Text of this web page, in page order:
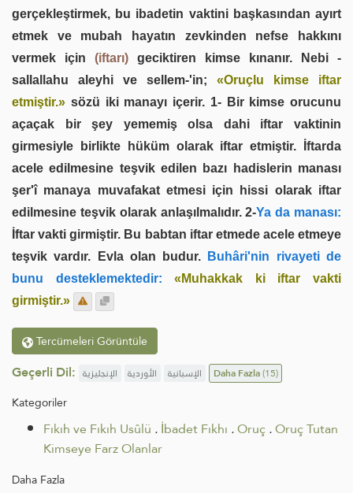
gerçekleştirmek, bu ibadetin vaktini başkasından ayırt
etmek ve mubah hayatın zevkinden nefse hakkını
vermek için (iftarı) geciktiren kimse kınanır. Nebi -
sallallahu aleyhi ve sellem-'in; «Oruçlu kimse iftar
etmiştir.» sözü iki manayı içerir. 1- Bir kimse orucunu
açaçak bir şey yememiş olsa dahi iftar vaktinin
girmesiyle birlikte hüküm olarak iftar etmiştir. İftarda
acele edilmesine teşvik edilen bazı hadislerin manası
şer'î manaya muvafakat etmesi için hissi olarak iftar
edilmesine teşvik olarak anlaşılmalıdır. 2-Ya da manası:
İftar vakti girmiştir. Bu babtan iftar etmede acele etmeye
teşvik vardır. Evla olan budur. Buhâri'nin rivayeti de
bunu desteklemektedir:
«Muhakkak ki iftar vakti
girmiştir.»
Tercümeleri Görüntüle
Geçerli Dil: الإنجليزية الأوردية الإسبانية Daha Fazla(15)
Kategoriler
Fıkıh ve Fıkıh Usûlü .İbadet Fıkhı .Oruç .Oruç Tutan
Kimseye Farz Olanlar
Daha Fazla